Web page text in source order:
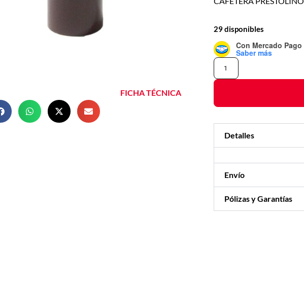
FICHA TÉCNICA
29 disponibles
Con Mercado Pago
Saber más
Detalles
Envío
Pólizas y Garantías